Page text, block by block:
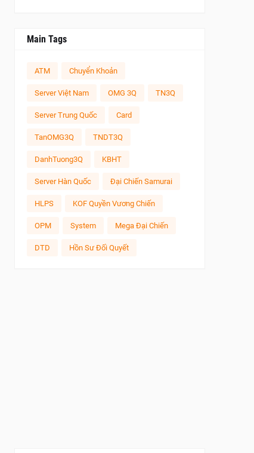
Main Tags
ATM Chuyển Khoản
Server Việt Nam OMG 3Q TN3Q
Server Trung Quốc Card
TanOMG3Q TNDT3Q
DanhTuong3Q KBHT
Server Hàn Quốc Đại Chiến Samurai
HLPS KOF Quyền Vương Chiến
OPM System Mega Đại Chiến
DTD Hồn Sư Đối Quyết